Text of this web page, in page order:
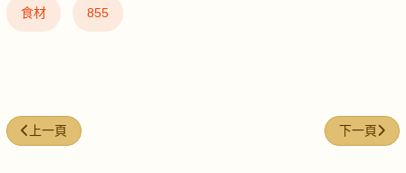
食材 855
上一篇文章: 蔥 (Green onion)
上一頁 下一篇文
下一頁